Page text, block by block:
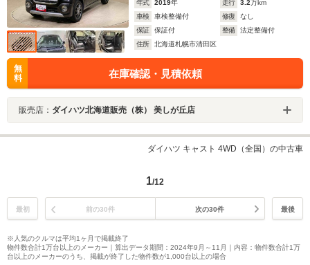
年式 2019年 走行 3.2万km
車検
車検整備付 修復
なし
保証
保証付 整備
法定整備付
住所
北海道札幌市清田区
無
料
在庫確認・見積依頼
販売店： ダイハツ北海道販売（株） 美しが丘店
ダイハツ キャスト 4WD（全国）の中古車
1/12
最初 前の30件 次の30件 最後
※人気のクルマは平均1ヶ月で掲載終了
物件数合計1万台以上のメーカー｜算出データ期間：2024年9月～11月｜内容：物件数合計1万
台以上のメーカーのうち、掲載が終了した物件数が1,000台以上の場合